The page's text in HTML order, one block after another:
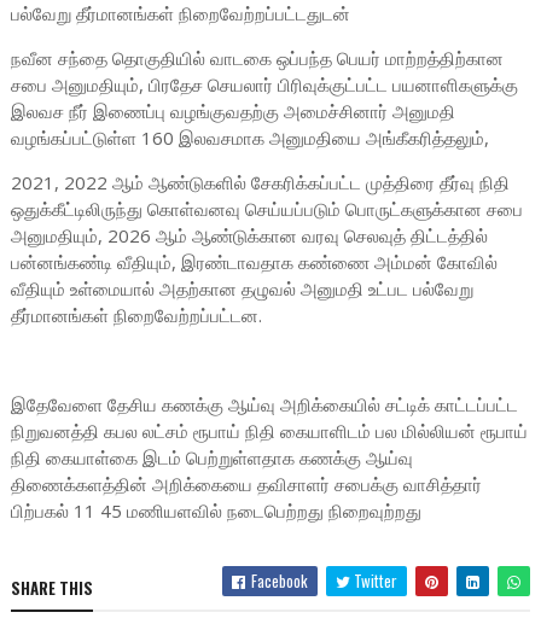
பல்வேறு தீர்மானங்கள் நிறைவேற்றப்பட்டதுடன்
நவீன சந்தை தொகுதியில் வாடகை ஒப்பந்த பெயர் மாற்றத்திற்கான
சபை அனுமதியும், பிரதேச செயலார் பிரிவுக்குட்பட்ட பயனாளிகளுக்கு
இலவச நீர் இணைப்பு வழங்குவதற்கு அமைச்சினார் அனுமதி
வழங்கப்பட்டுள்ள 160 இலவசமாக அனுமதியை அங்கீகரித்தலும்,
2021, 2022 ஆம் ஆண்டுகளில் சேகரிக்கப்பட்ட முத்திரை தீர்வு நிதி
ஒதுக்கீட்டிலிருந்து கொள்வனவு செய்யப்படும் பொருட்களுக்கான சபை
அனுமதியும், 2026 ஆம் ஆண்டுக்கான வரவு செலவுத் திட்டத்தில்
பன்னங்கண்டி வீதியும், இரண்டாவதாக கண்ணை அம்மன் கோவில்
வீதியும் உள்மையால் அதற்கான தழுவல் அனுமதி உட்பட பல்வேறு
தீர்மானங்கள் நிறைவேற்றப்பட்டன.
இதேவேளை தேசிய கணக்கு ஆய்வு அறிக்கையில் சட்டிக் காட்டப்பட்ட
நிறுவனத்தி கபல லட்சம் ரூபாய் நிதி கையாளிடம் பல மில்லியன் ரூபாய்
நிதி கையாள்கை இடம் பெற்றுள்ளதாக கணக்கு ஆய்வு
திணைக்களத்தின் அறிக்கையை தவிசாளர் சபைக்கு வாசித்தார்
பிற்பகல் 11 45 மணியளவில் நடைபெற்றது நிறைவுற்றது
SHARE THIS Facebook Twitter